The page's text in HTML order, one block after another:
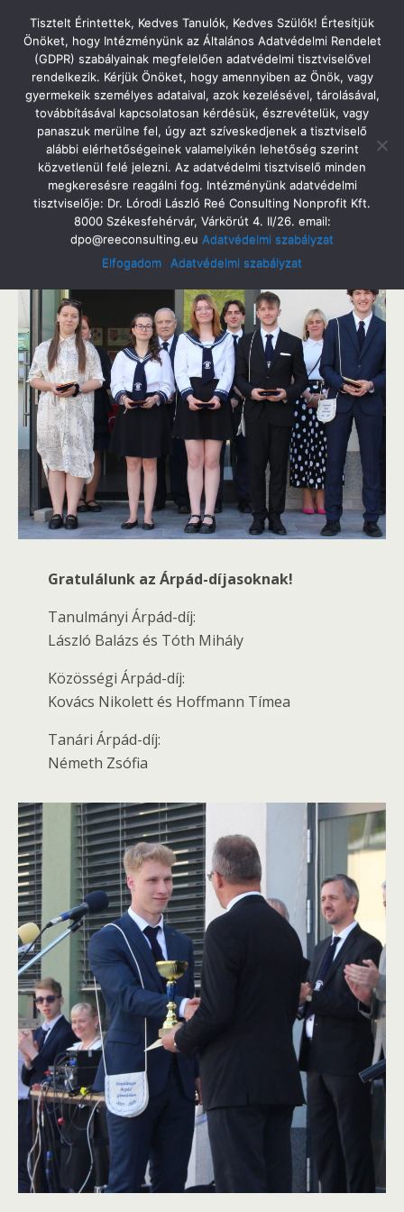
Tatabányai Árpád Gimnázium
2025. Április 30. Szerda
Árpád-Díj 2025.
Megosztás Tweet Pin Email SMS
Gratulálunk az Árpád-díjasoknak!
Tanulmányi Árpád-díj:
László Balázs és Tóth Mihály
Közösségi Árpád-díj:
Kovács Nikolett és Hoffmann Tímea
Tanári Árpád-díj:
Németh Zsófia
Tisztelt Érintettek, Kedves Tanulók, Kedves Szülők! Értesítjük
Önöket, hogy Intézményünk az Általános Adatvédelmi Rendelet
(GDPR) szabályainak megfelelően adatvédelmi tisztviselővel
rendelkezik. Kérjük Önöket, hogy amennyiben az Önök, vagy
gyermekeik személyes adataival, azok kezelésével, tárolásával,
továbbításával kapcsolatosan kérdésük, észrevételük, vagy
panaszuk merülne fel, úgy azt szíveskedjenek a tisztviselő
alábbi elérhetőségeinek valamelyikén lehetőség szerint
közvetlenül felé jelezni. Az adatvédelmi tisztviselő minden
megkeresésre reagálni fog. Intézményünk adatvédelmi
tisztviselője: Dr. Lórodi László Reé Consulting Nonprofit Kft.
8000 Székesfehérvár, Várkörút 4. II/26. email:
dpo@reeconsulting.eu Adatvédelmi szabályzat
Elfogadom
Adatvédelmi szabályzat